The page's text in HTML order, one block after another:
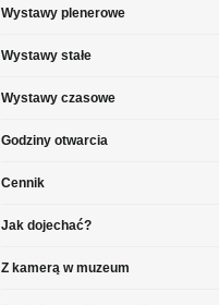
Wystawy plenerowe
Wystawy stałe
Wystawy czasowe
Godziny otwarcia
Cennik
Jak dojechać?
Z kamerą w muzeum